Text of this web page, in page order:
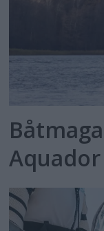
Aquador